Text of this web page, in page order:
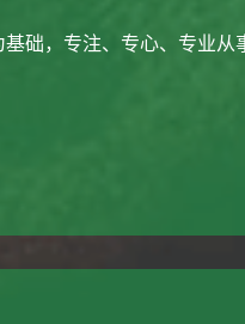
础，专注、专心、专业从